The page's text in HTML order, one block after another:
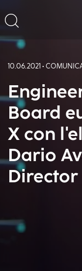
10.06.2021 •
Board
X con
Dario
Director